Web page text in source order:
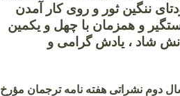
ننگین ثور و روی کار آمدن
و همزمان با چهل و یکمین
شاد ، یادش گرامی و
باد.
یکی از سروده هایش که درشماره 24 سال دوم نشراتی هفته نامه ترجمان مؤرخ